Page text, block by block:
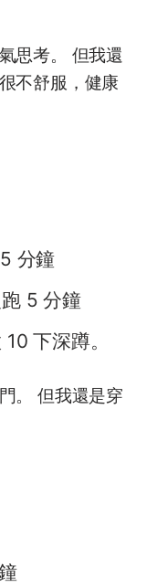
思考。 但我還
不舒服，健康
分鐘
跑 5 分鐘
下深蹲。
。 但我還是穿